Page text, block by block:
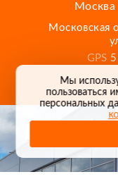
Москва
Московская
GPS
Мы
пользоваться
персональных